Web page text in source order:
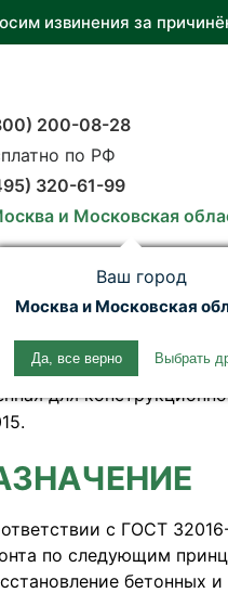
извинения за
200-08-28
по РФ
320-61-99
и Московская
Ваш город
Москва и Московская
Да, все верно Выбрать
усадкой,
для
с ГОСТ
по следующим
бетонных